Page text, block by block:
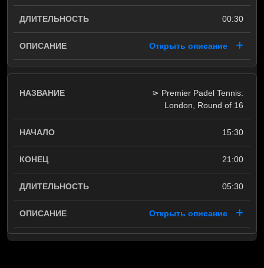
00:30
Открыть описание
⋗ Premier Padel Tennis:
London, Round of 16
15:30
21:00
05:30
Открыть описание